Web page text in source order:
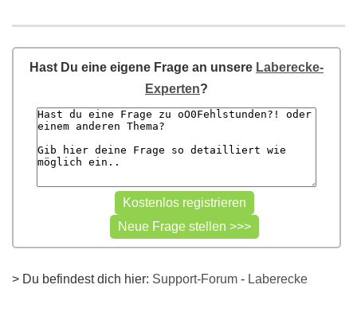
Hast Du eine eigene Frage an unsere Laberecke-
Experten?
> Du befindest dich hier: Support-Forum - Laberecke